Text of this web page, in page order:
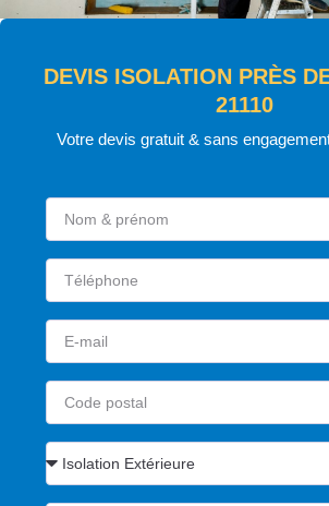
DEVIS ISOLATION PRÈS
21110
Votre devis gratuit & sans